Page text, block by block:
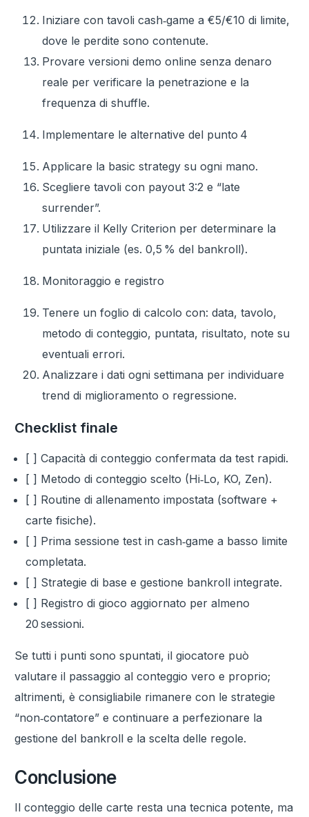
Iniziare con tavoli cash‑game a €5/€10 di limite,
dove le perdite sono contenute.
Provare versioni demo online senza denaro
reale per verificare la penetrazione e la
frequenza di shuffle.
Implementare le alternative del punto 4
Applicare la basic strategy su ogni mano.
Scegliere tavoli con payout 3:2 e “late
surrender”.
Utilizzare il Kelly Criterion per determinare la
puntata iniziale (es. 0,5 % del bankroll).
Monitoraggio e registro
Tenere un foglio di calcolo con: data, tavolo,
metodo di conteggio, puntata, risultato, note su
eventuali errori.
Analizzare i dati ogni settimana per individuare
trend di miglioramento o regressione.
Checklist finale
[ ] Capacità di conteggio confermata da test rapidi.
[ ] Metodo di conteggio scelto (Hi‑Lo, KO, Zen).
[ ] Routine di allenamento impostata (software +
carte fisiche).
[ ] Prima sessione test in cash‑game a basso limite
completata.
[ ] Strategie di base e gestione bankroll integrate.
[ ] Registro di gioco aggiornato per almeno
20 sessioni.
Se tutti i punti sono spuntati, il giocatore può
valutare il passaggio al conteggio vero e proprio;
altrimenti, è consigliabile rimanere con le strategie
“non‑contatore” e continuare a perfezionare la
gestione del bankroll e la scelta delle regole.
Conclusione
Il conteggio delle carte resta una tecnica potente, ma